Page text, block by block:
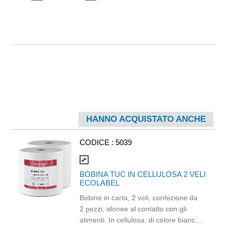
HANNO ACQUISTATO ANCHE
CODICE : 5039
compare_arrows
BOBINA TUC IN CELLULOSA 2 VELI
ECOLABEL
Bobine in carta, 2 veli, confezione da
2 pezzi, idonee al contatto con gli
alimenti. In cellulosa, di colore bianco